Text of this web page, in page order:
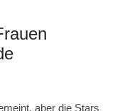
aber die Stars